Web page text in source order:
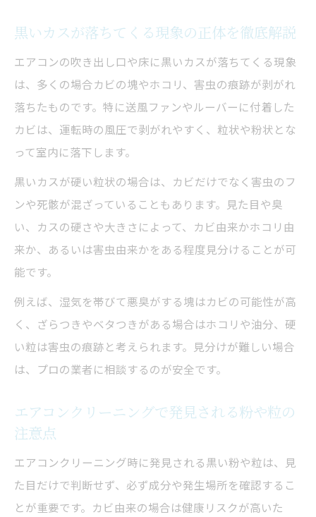
黒いカス放置が健康被害につながる理由
エアコンクリーニングで再発を防ぐ重要な
習慣
黒い粉やカスの再発リスク低減のポイント
エアコンクリーニング後の定期的メンテナ
ンス法
再発を防ぐための正しい換気・乾燥のコツ
賃貸でも安心のエアコンクリーニング判断基準
賃貸住まいでの黒いカス対策とエアコンク
リーニング
とは
賃貸でトラブルなく黒いカスを解決する方
法
エアコンクリーニング費用負担と判断ポイ
賃貸で自分で掃除する場合の注意点まとめ
黒いカスが落ちてくる現象の正体を徹底解説
エアコンの吹き出し口や床に黒いカスが落ちてくる現象
は、多くの場合カビの塊やホコリ、害虫の痕跡が剥がれ
落ちたものです。特に送風ファンやルーバーに付着した
カビは、運転時の風圧で剥がれやすく、粒状や粉状とな
って室内に落下します。
黒いカスが硬い粒状の場合は、カビだけでなく害虫のフ
ンや死骸が混ざっていることもあります。見た目や臭
い、カスの硬さや大きさによって、カビ由来かホコリ由
来か、あるいは害虫由来かをある程度見分けることが可
能です。
例えば、湿気を帯びて悪臭がする塊はカビの可能性が高
く、ざらつきやベタつきがある場合はホコリや油分、硬
い粒は害虫の痕跡と考えられます。見分けが難しい場合
は、プロの業者に相談するのが安全です。
エアコンクリーニングで発見される粉や粒の
注意点
エアコンクリーニング時に発見される黒い粉や粒は、見
た目だけで判断せず、必ず成分や発生場所を確認するこ
とが重要です。カビ由来の場合は健康リスクが高いた